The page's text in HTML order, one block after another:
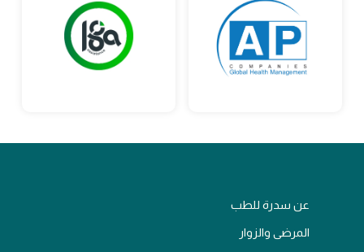
عن سدرة للطب
المرضى والزوار